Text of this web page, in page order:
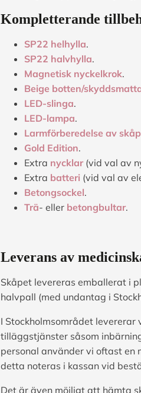
Kompletterande
SP22 helhylla.
SP22 halvhylla.
Magnetisk nyckelkrok.
Beige botten/
LED-slinga.
LED-lampa.
Larmförberedelse av
Gold Edition.
Extra nycklar(vid val av
Extra batteri (vid val av
Betongsockel.
Trä- eller betongbultar.
Leverans av
Skåpet levereras emballerat i
halvpall (med undantag i
I Stockholmsområdet levererar
tilläggstjänster såsom
personal använder vi oftast en
detta noteras i kassan vid
Det är även möjligt att hämta